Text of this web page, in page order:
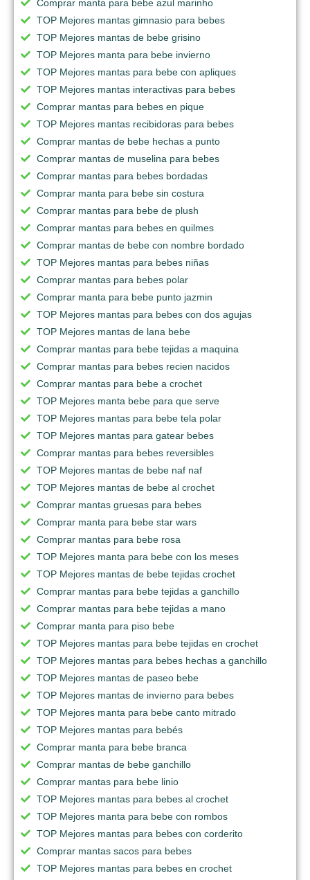
Comprar manta para bebe azul marinho
TOP Mejores mantas gimnasio para bebes
TOP Mejores mantas de bebe grisino
TOP Mejores manta para bebe invierno
TOP Mejores mantas para bebe con apliques
TOP Mejores mantas interactivas para bebes
Comprar mantas para bebes en pique
TOP Mejores mantas recibidoras para bebes
Comprar mantas de bebe hechas a punto
Comprar mantas de muselina para bebes
Comprar mantas para bebes bordadas
Comprar manta para bebe sin costura
Comprar mantas para bebe de plush
Comprar mantas para bebes en quilmes
Comprar mantas de bebe con nombre bordado
TOP Mejores mantas para bebes niñas
Comprar mantas para bebes polar
Comprar manta para bebe punto jazmin
TOP Mejores mantas para bebes con dos agujas
TOP Mejores mantas de lana bebe
Comprar mantas para bebe tejidas a maquina
Comprar mantas para bebes recien nacidos
Comprar mantas para bebe a crochet
TOP Mejores manta bebe para que serve
TOP Mejores mantas para bebe tela polar
TOP Mejores mantas para gatear bebes
Comprar mantas para bebes reversibles
TOP Mejores mantas de bebe naf naf
TOP Mejores mantas de bebe al crochet
Comprar mantas gruesas para bebes
Comprar manta para bebe star wars
Comprar mantas para bebe rosa
TOP Mejores manta para bebe con los meses
TOP Mejores mantas de bebe tejidas crochet
Comprar mantas para bebe tejidas a ganchillo
Comprar mantas para bebe tejidas a mano
Comprar manta para piso bebe
TOP Mejores mantas para bebe tejidas en crochet
TOP Mejores mantas para bebes hechas a ganchillo
TOP Mejores mantas de paseo bebe
TOP Mejores mantas de invierno para bebes
TOP Mejores manta para bebe canto mitrado
TOP Mejores mantas para bebés
Comprar manta para bebe branca
Comprar mantas de bebe ganchillo
Comprar mantas para bebe linio
TOP Mejores mantas para bebes al crochet
TOP Mejores manta para bebe con rombos
TOP Mejores mantas para bebes con corderito
Comprar mantas sacos para bebes
TOP Mejores mantas para bebes en crochet